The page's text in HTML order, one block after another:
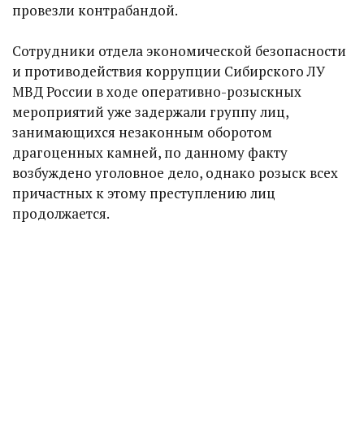
провезли контрабандой.
Сотрудники отдела экономической безопасности
и противодействия коррупции Сибирского ЛУ
МВД России в ходе оперативно-розыскных
мероприятий уже задержали группу лиц,
занимающихся незаконным оборотом
драгоценных камней, по данному факту
возбуждено уголовное дело, однако розыск всех
причастных к этому преступлению лиц
продолжается.